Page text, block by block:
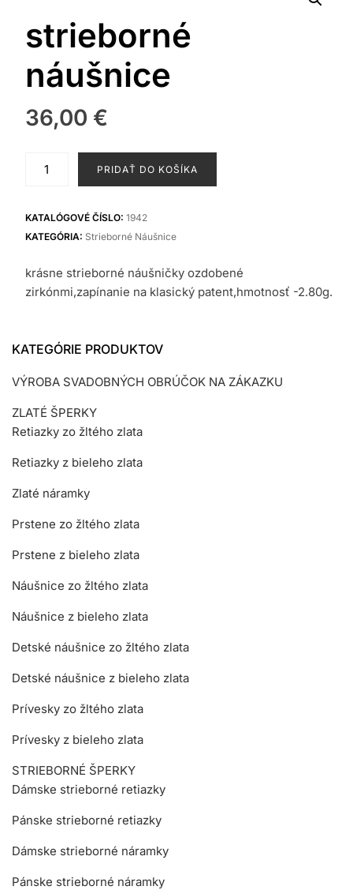
strieborné
náušnice
36,00 €
PRIDAŤ DO KOŠÍKA
KATALÓGOVÉ ČÍSLO: 1942
KATEGÓRIA: Strieborné Náušnice
krásne strieborné náušničky ozdobené
zirkónmi,zapínanie na klasický patent,hmotnosť -2.80g.
KATEGÓRIE PRODUKTOV
VÝROBA SVADOBNÝCH OBRÚČOK NA ZÁKAZKU
ZLATÉ ŠPERKY
Retiazky zo žltého zlata
Retiazky z bieleho zlata
Zlaté náramky
Prstene zo žltého zlata
Prstene z bieleho zlata
Náušnice zo žltého zlata
Náušnice z bieleho zlata
Detské náušnice zo žltého zlata
Detské náušnice z bieleho zlata
Prívesky zo žltého zlata
Prívesky z bieleho zlata
STRIEBORNÉ ŠPERKY
Dámske strieborné retiazky
Pánske strieborné retiazky
Dámske strieborné náramky
Pánske strieborné náramky